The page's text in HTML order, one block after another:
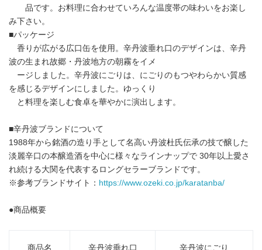
品です。お料理に合わせていろんな温度帯の味わいをお楽し
み下さい。
■パッケージ
香りが広がる広口缶を使用。辛丹波垂れ口のデザインは、辛丹
波の生まれ故郷・丹波地方の朝霧をイメ
ージしました。辛丹波にごりは、にごりのもつやわらかい質感
を感じるデザインにしました。ゆっくり
と料理を楽しむ食卓を華やかに演出します。
■辛丹波ブランドについて
1988年から銘酒の造り手として名高い丹波杜氏伝承の技で醸した
淡麗辛口の本醸造酒を中心に様々なラインナップで 30年以上愛さ
れ続ける大関を代表するロングセラーブランドです。
※参考ブランドサイト： https://www.ozeki.co.jp/karatanba/
●商品概要
商品名 辛丹波垂れ口 辛丹波にごり